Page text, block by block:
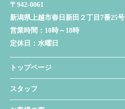
〒942-0061
新潟県上越市春日新田２丁目7番25号
営業時間： 10時～18時
定休日： 水曜日
トップページ
スタッフ